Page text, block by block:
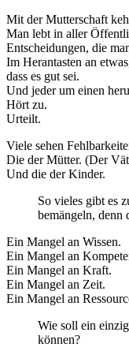
Mit der Mutterschaft
Man lebt in aller
Entscheidungen, die
Im Herantasten an
dass es gut sei.
Und jeder um einen
Hört zu.
Urteilt.
Viele sehen
Die der Mütter. (Der
Und die der Kinder.
So vieles gibt es
bemängeln, denn
Ein Mangel an Wissen.
Ein Mangel an
Ein Mangel an Kraft.
Ein Mangel an Zeit.
Ein Mangel an
Wie soll ein
können?